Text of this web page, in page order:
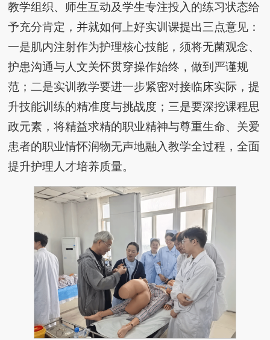
教学组织、师生互动及学生专注投入的练习状态给
予充分肯定，并就如何上好实训课提出三点意见：
一是肌内注射作为护理核心技能，须将无菌观念、
护患沟通与人文关怀贯穿操作始终，做到严谨规
范；二是实训教学要进一步紧密对接临床实际，提
升技能训练的精准度与挑战度；三是要深挖课程思
政元素，将精益求精的职业精神与尊重生命、关爱
患者的职业情怀润物无声地融入教学全过程，全面
提升护理人才培养质量。